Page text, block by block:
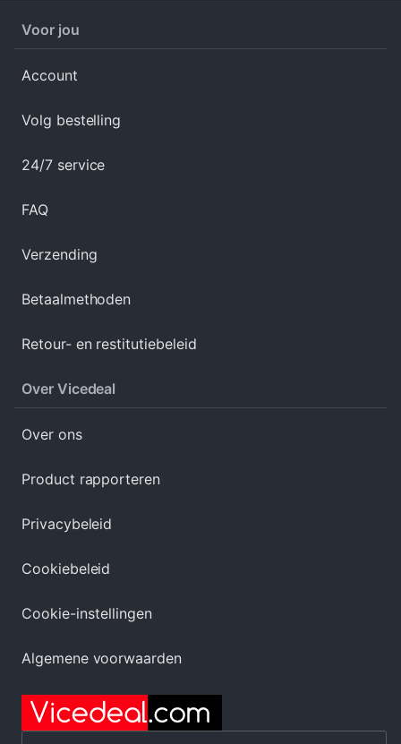
Voor jou
Account
Volg bestelling
24/7 service
FAQ
Verzending
Betaalmethoden
Retour- en restitutiebeleid
Over Vicedeal
Over ons
Product rapporteren
Privacybeleid
Cookiebeleid
Cookie-instellingen
Algemene voorwaarden